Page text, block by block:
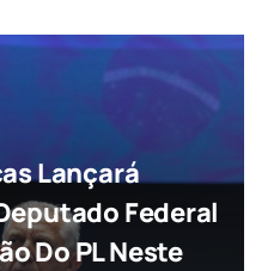
Lançará
Federal
Do PL Neste